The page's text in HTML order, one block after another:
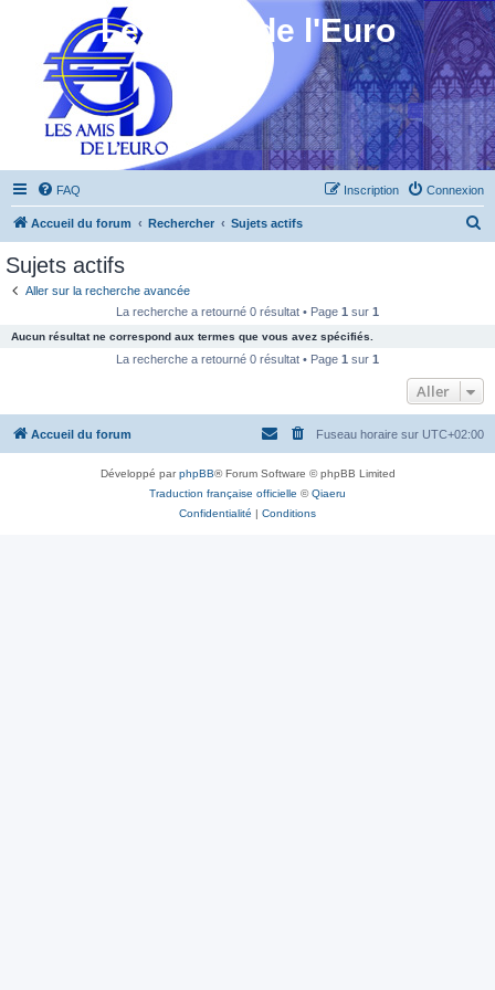
Les Amis de l'Euro
FAQ Connexion
Inscription
Accueil du forum Rechercher Sujets actifs
c
e
Sujets actifs
Aller sur la recherche avancée
La recherche a retourné 0 résultat • Page 1 sur 1
Aucun résultat ne correspond aux termes que vous avez spécifiés.
La recherche a retourné 0 résultat • Page 1 sur 1
Aller
Accueil du forum Fuseau horaire sur UTC+02:00
Développé parphpBB® Forum Software © phpBB Limited
Traduction française officielle ©Qiaeru
Confidentialité | Conditions